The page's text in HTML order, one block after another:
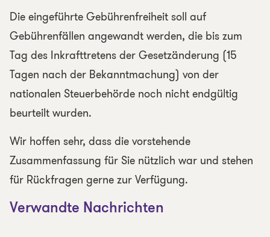
Die eingeführte Gebührenfreiheit soll auf
Gebührenfällen angewandt werden, die bis zum
Tag des Inkrafttretens der Gesetzänderung (15
Tagen nach der Bekanntmachung) von der
nationalen Steuerbehörde noch nicht endgültig
beurteilt wurden.
Wir hoffen sehr, dass die vorstehende
Zusammenfassung für Sie nützlich war und stehen
für Rückfragen gerne zur Verfügung.
Verwandte Nachrichten